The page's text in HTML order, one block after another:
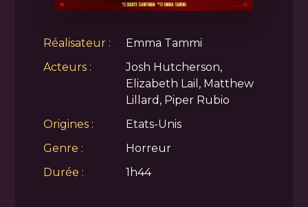
Réalisateur :
Emma Tammi
Acteurs :
Josh Hutcherson,
Elizabeth Lail, Matthew
Lillard, Piper Rubio
Origines :
Etats-Unis
Genre :
Horreur
Durée :
1h44